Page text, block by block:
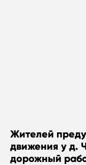
Жителей
движения у д.
дорожный